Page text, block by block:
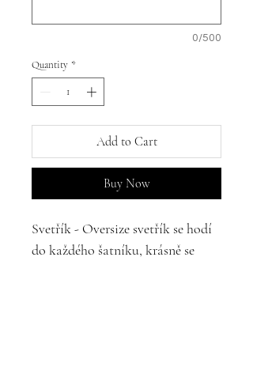
0/500
Quantity *
Add to Cart
Buy Now
Svetřík - Oversize svetřík se hodí
do každého šatníku, krásně se